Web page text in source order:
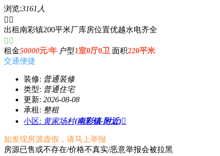
浏览:3161人
 
出租南彩镇200平米厂库房位置优越水电齐全
 
租金50000元/年 户型1室0厅0卫 面积220平米
交通便捷
装修: 普通装修
类型: 普通住宅
更新: 2026-08-08
承租: 整租
小区: 黄家场村(南彩镇-附近)
如发现房源虚假，请马上举报
房源已售或不存在/价格不真实/恶意举报会被拉黑